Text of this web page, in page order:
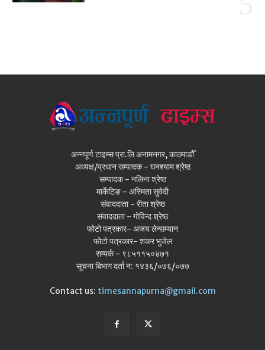
अन्नपूर्ण टाइम्स प्रा.लि अनामनगर, काठमाडौँ
अध्यक्ष/प्रधान सम्पादक - घनश्याम श्रेष्ठ
सम्पादक - नलिना श्रेष्ठ
मार्केटिङ - अस्मिता सुवेदी
संवाददाता - रीता श्रेष्ठ
संवाददाता - गोविन्द श्रेष्ठ
फोटो पत्रकार- अजय लेन्सम्यान
फोटो पत्रकार- शंकर भुजेल
सम्पर्क - ९८५११५०४७१
सूचना बिभाग दर्ता न: १४३६/०७६/०७७
Contact us: timesannapurna@gmail.com